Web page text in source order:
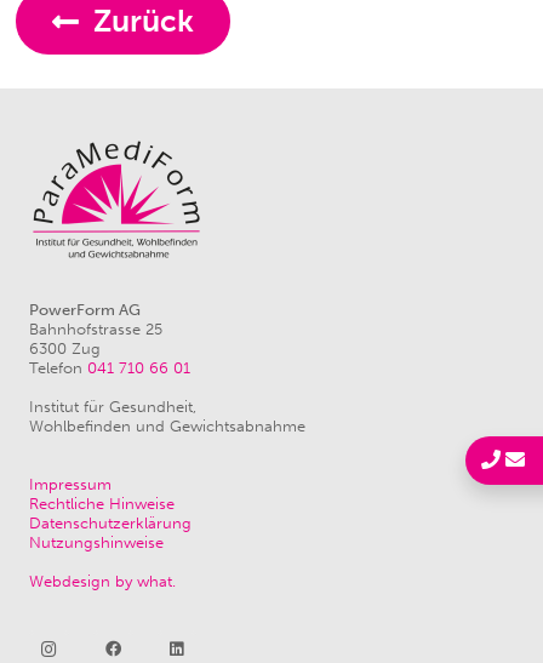
Zurück
PowerForm AG
Bahnhofstrasse 25
6300 Zug
Telefon 041 710 66 01
Institut für Gesundheit,
Wohlbefinden und Gewichtsabnahme
Impressum
Rechtliche Hinweise
Datenschutzerklärung
Nutzungshinweise
Webdesign by what.